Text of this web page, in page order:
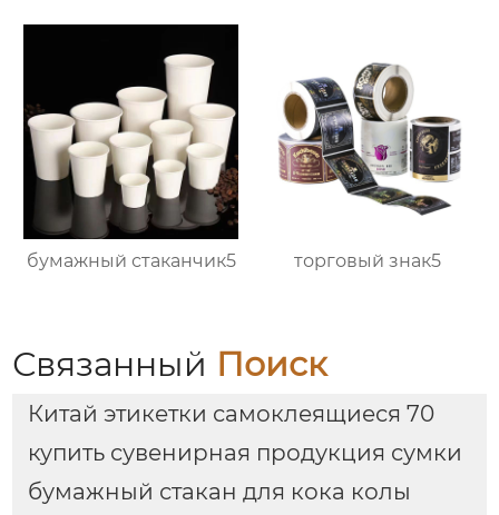
бумажный стаканчик5 торговый знак5
Связанный Поиск
Китай этикетки самоклеящиеся 70
купить сувенирная продукция сумки
бумажный стакан для кока колы